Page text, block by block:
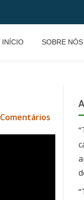
INÍCIO SOBRE NÓS
Comentários